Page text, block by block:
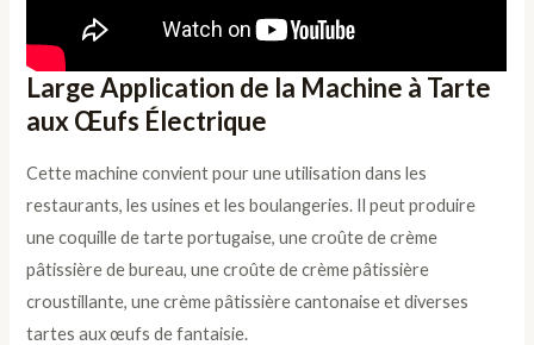
Large Application de la Machine à Tarte
aux Œufs Électrique
Cette machine convient pour une utilisation dans les
restaurants, les usines et les boulangeries. Il peut produire
une coquille de tarte portugaise, une croûte de crème
pâtissière de bureau, une croûte de crème pâtissière
croustillante, une crème pâtissière cantonaise et diverses
tartes aux œufs de fantaisie.